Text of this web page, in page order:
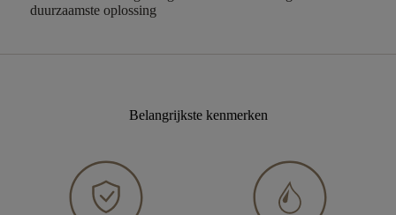
duurzaamste oplossing
Belangrijkste kenmerken